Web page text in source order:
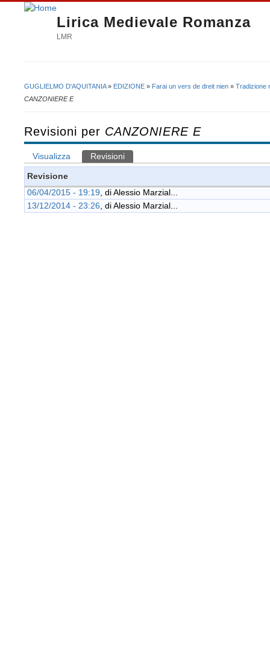
Lirica Medievale Romanza
LMR
Tu sei qui
GUGLIELMO D'AQUITANIA» EDIZIONE » Farai un vers de dreit nien » Tradizione
CANZONIERE E
Revisioni per CANZONIERE E
Schede primarie
Visualizza Revisioni
Revisione
06/04/2015 - 19:19 , diAlessio Marzial...
13/12/2014 - 23:26 , diAlessio Marzial...